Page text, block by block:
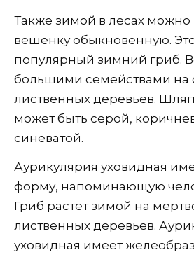
Также зимой в лесах можно
вешенку обыкновенную.
популярный зимний гриб.
большими семействами на
лиственных деревьев.
может быть серой,
синеватой.
Аурикулярия уховидная
форму, напоминающую
Гриб растет зимой на
лиственных деревьев.
уховидная имеет